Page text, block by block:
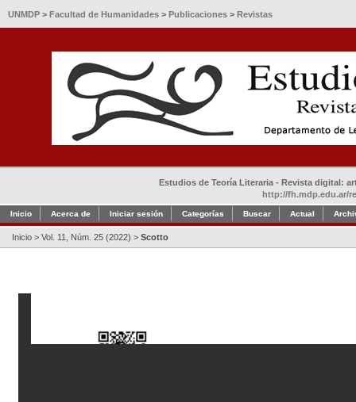
UNMDP > Facultad de Humanidades > Publicaciones > Revistas
Estudios de Teoría Literaria - Revista digital:
http://fh.mdp.edu.ar/
Inicio Acerca de Iniciar sesión Categorías Buscar Actual
Inicio > Vol. 11, Núm. 25 (2022) > Scotto